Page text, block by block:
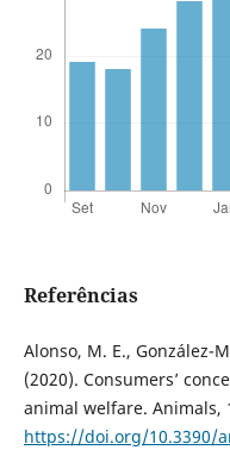
Referências
Alonso, M. E., González-
(2020). Consumers’
animal welfare. Animals,
https://doi.org/10.3390/